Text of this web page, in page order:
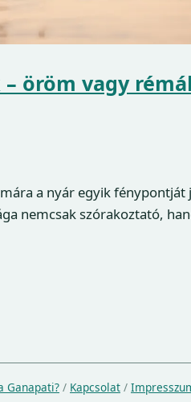
öröm vagy
a nyár egyik fénypontját
nemcsak szórakoztató,
Ganapati? / Kapcsolat /